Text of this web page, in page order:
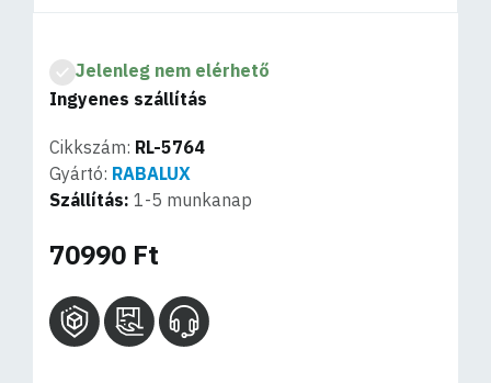
Jelenleg nem elérhető
Ingyenes szállítás
Cikkszám: RL-5764
Gyártó: RABALUX
Szállítás: 1-5 munkanap
70990 Ft